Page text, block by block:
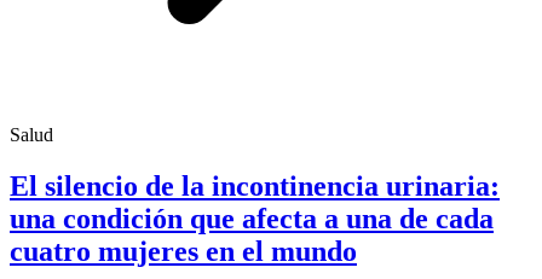
Salud
El silencio de la incontinencia urinaria:
una condición que afecta a una de cada
cuatro mujeres en el mundo